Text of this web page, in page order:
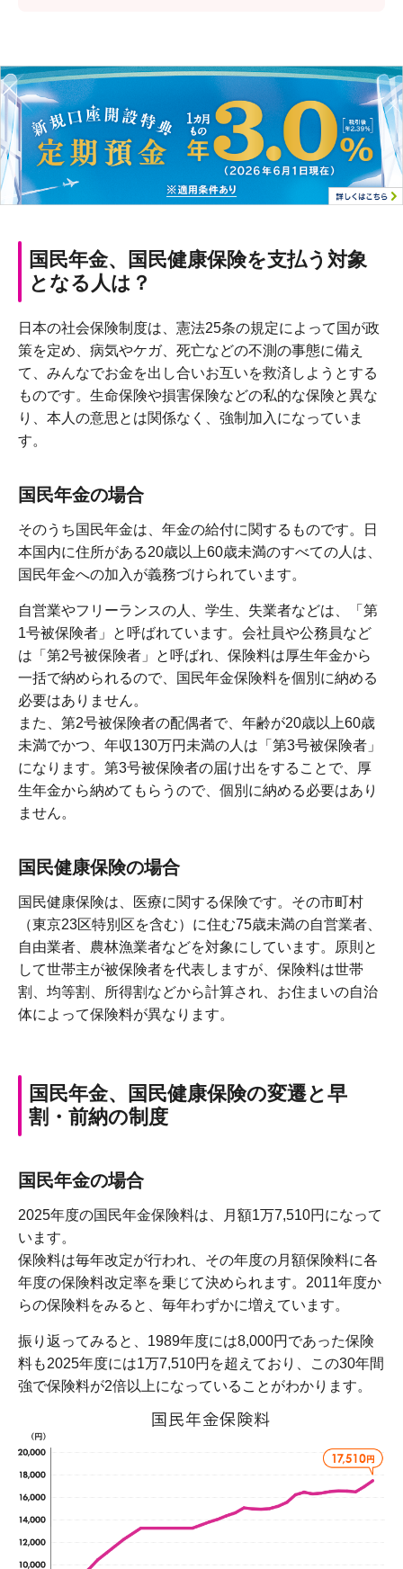
国民年金、国民健康保険を支払う対象
となる人は？
日本の社会保険制度は、憲法25条の規定によって国が政
策を定め、病気やケガ、死亡などの不測の事態に備え
て、みんなでお金を出し合いお互いを救済しようとする
ものです。生命保険や損害保険などの私的な保険と異な
り、本人の意思とは関係なく、強制加入になっていま
す。
国民年金の場合
そのうち国民年金は、年金の給付に関するものです。日
本国内に住所がある20歳以上60歳未満のすべての人は、
国民年金への加入が義務づけられています。
自営業やフリーランスの人、学生、失業者などは、「第
1号被保険者」と呼ばれています。会社員や公務員など
は「第2号被保険者」と呼ばれ、保険料は厚生年金から
一括で納められるので、国民年金保険料を個別に納める
必要はありません。
また、第2号被保険者の配偶者で、年齢が20歳以上60歳
未満でかつ、年収130万円未満の人は「第3号被保険者」
になります。第3号被保険者の届け出をすることで、厚
生年金から納めてもらうので、個別に納める必要はあり
ません。
国民健康保険の場合
国民健康保険は、医療に関する保険です。その市町村
（東京23区特別区を含む）に住む75歳未満の自営業者、
自由業者、農林漁業者などを対象にしています。原則と
して世帯主が被保険者を代表しますが、保険料は世帯
割、均等割、所得割などから計算され、お住まいの自治
体によって保険料が異なります。
国民年金、国民健康保険の変遷と早
割・前納の制度
国民年金の場合
2025年度の国民年金保険料は、月額1万7,510円になって
います。
保険料は毎年改定が行われ、その年度の月額保険料に各
年度の保険料改定率を乗じて決められます。2011年度か
らの保険料をみると、毎年わずかに増えています。
振り返ってみると、1989年度には8,000円であった保険
料も2025年度には1万7,510円を超えており、この30年間
強で保険料が2倍以上になっていることがわかります。